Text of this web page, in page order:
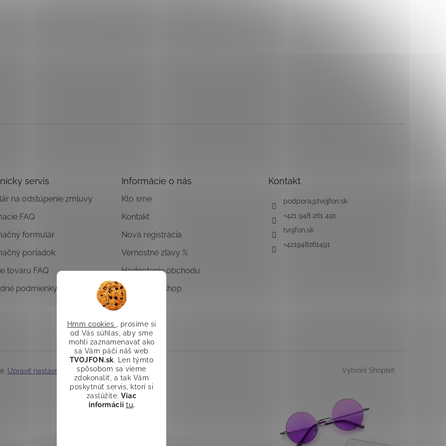
Hmm cookies
, prosíme si
od Vás súhlas, aby sme
mohli zaznamenavať ako
sa Vám páči náš web
TVOJFON.sk. Len týmto
spôsobom sa vieme
zdokonaliť, a tak Vám
poskytnúť servis, ktorí si
zaslúžite.Viac
informácií tu.
servis
na odstúpenie zmluvy
FAQ
formulár
poriadok
tovaru FAQ
podmienky
Informácie o nás
Kto sme
Kontakt
Nová registrácia
Vernostné zľavy %
Hodnotenie obchodu
Overený E-shop
Kontakt
podpora@tvojfon.sk
+421 948 261 491
tvojfon.sk
+421948261491
Vytvoril Shoptet
Upraviť nastavenie cookies